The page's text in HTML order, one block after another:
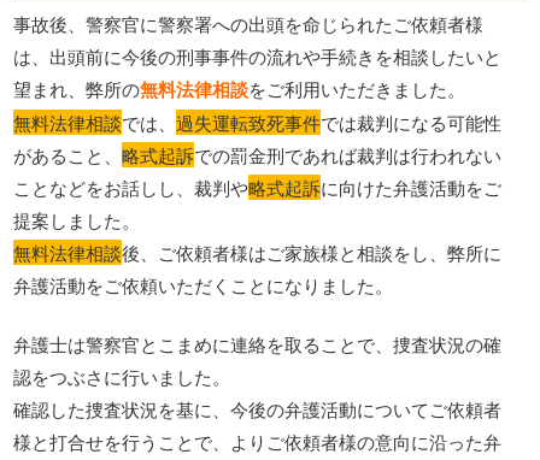
事故後、警察官に警察署への出頭を命じられたご依頼者様
は、出頭前に今後の刑事事件の流れや手続きを相談したいと
望まれ、弊所の無料法律相談をご利用いただきました。
無料法律相談では、過失運転致死事件では裁判になる可能性
があること、略式起訴での罰金刑であれば裁判は行われない
ことなどをお話しし、裁判や略式起訴に向けた弁護活動をご
提案しました。
無料法律相談後、ご依頼者様はご家族様と相談をし、弊所に
弁護活動をご依頼いただくことになりました。
弁護士は警察官とこまめに連絡を取ることで、捜査状況の確
認をつぶさに行いました。
確認した捜査状況を基に、今後の弁護活動についてご依頼者
様と打合せを行うことで、よりご依頼者様の意向に沿った弁